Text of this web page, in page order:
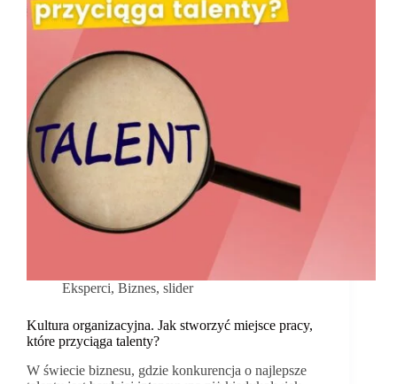
Eksperci, Biznes, slider
Kultura organizacyjna. Jak stworzyć miejsce pracy,
które przyciąga talenty?
W świecie biznesu, gdzie konkurencja o najlepsze